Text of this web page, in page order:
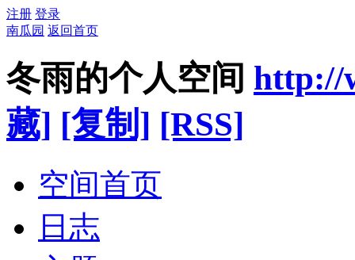
注册 登录
南瓜园 返回首页
冬雨的个人空间 http://
藏] [复制] [RSS]
空间首页
日志